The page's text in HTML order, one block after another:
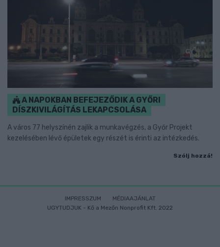
A NAPOKBAN BEFEJEZŐDIK A GYŐRI
DÍSZKIVILÁGÍTÁS LEKAPCSOLÁSA
A város 77 helyszínén zajlik a munkavégzés, a Győr Projekt
kezelésében lévő épületek egy részét is érinti az intézkedés.
Szólj hozzá!
IMPRESSZUM
MÉDIAAJÁNLAT
UGYTUDJUK - Kő a Mezőn Nonprofit Kft. 2022